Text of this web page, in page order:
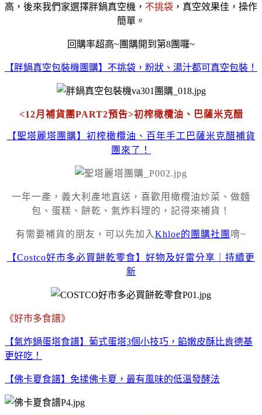
高，後來我們家選擇胖鍋真空機， 不挑袋 ，真空效果佳，操作
簡單。
回購率超高~團購開到第8團囉~
【胖鍋真空包裝機團購】不挑袋，粉狀、湯汁都可真空包裝！
<12月補貨團PART2預告>初榨橄欖油、巴薩米克醋
【聖塔麗塔團購】初榨橄欖油、百年手工巴薩米克醋補貨
團來了！
一年一產，義大利產地直送，喜歡用橄欖油炒菜、做麵
包、蛋糕、餅乾、氣炸料理的，記得來補貨！
有需要補貨的朋友，可以先加入 Khloe的團購社團 唷~
【Costco好市多必買餅乾零食】好物及好雷分享｜持續更
新
《好市多食譜》
【氣炸鍋蛋塔食譜】葡式蛋塔3個小技巧，餡嫩皮酥比肯德基
更好吃！
【佛卡夏食譜】免揉佛卡夏，最有風味的低溫發酵法